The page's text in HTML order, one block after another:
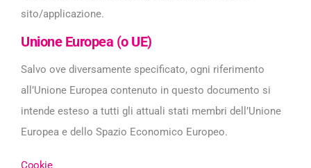
sito/applicazione.
Unione Europea (o UE)
Salvo ove diversamente specificato, ogni riferimento
all’Unione Europea contenuto in questo documento si
intende esteso a tutti gli attuali stati membri dell’Unione
Europea e dello Spazio Economico Europeo.
Cookie